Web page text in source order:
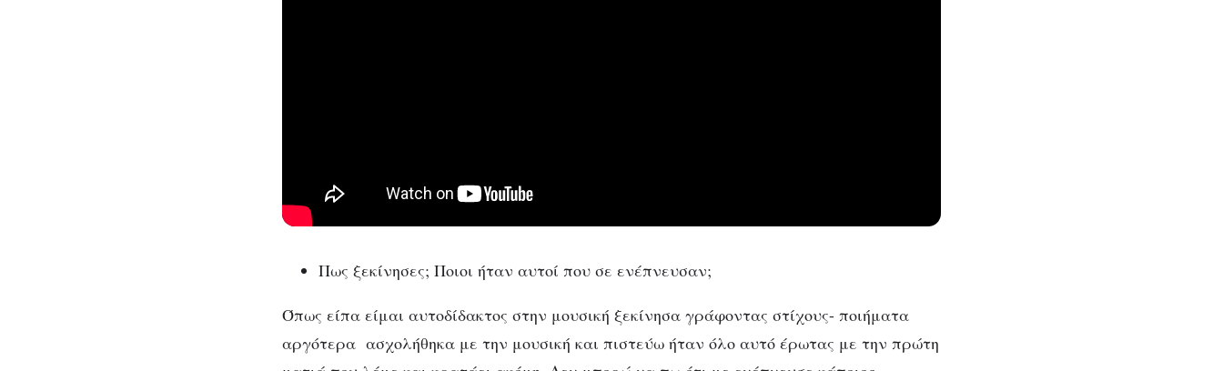
Πως ξεκίνησες; Ποιοι ήταν αυτοί που σε ενέπνευσαν;
Όπως είπα είμαι αυτοδίδακτος στην μουσική ξεκίνησα γράφοντας στίχους- ποιήματα
αργότερα ασχολήθηκα με την μουσική και πιστεύω ήταν όλο αυτό έρωτας με την πρώτη